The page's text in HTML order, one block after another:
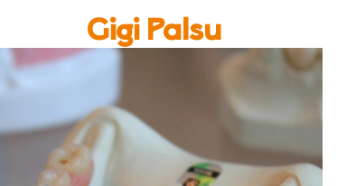
Gigi Palsu